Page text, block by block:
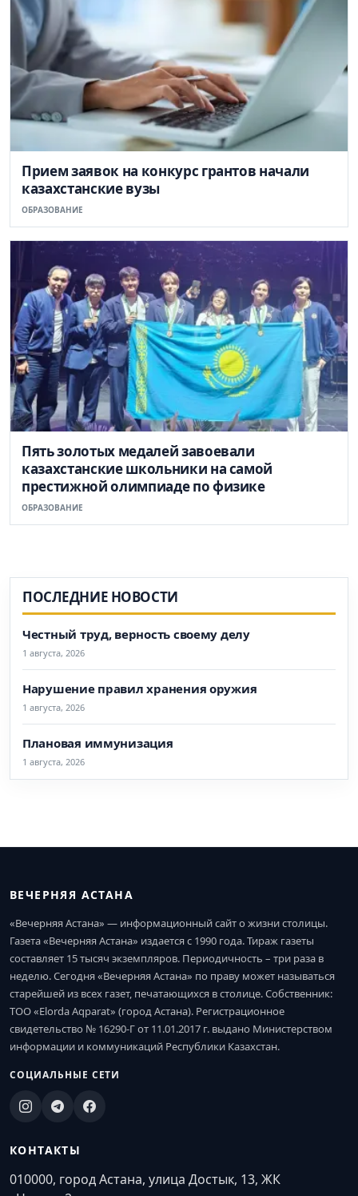
Прием заявок на конкурс грантов начали
казахстанские вузы
ОБРАЗОВАНИЕ
Пять золотых медалей завоевали
казахстанские школьники на самой
престижной олимпиаде по физике
ОБРАЗОВАНИЕ
ПОСЛЕДНИЕ НОВОСТИ
Честный труд, верность своему делу
1 августа, 2026
Нарушение правил хранения оружия
1 августа, 2026
Плановая иммунизация
1 августа, 2026
ВЕЧЕРНЯЯ АСТАНА
«Вечерняя Астана» — информационный сайт о жизни столицы.
Газета «Вечерняя Астана» издается с 1990 года. Тираж газеты
составляет 15 тысяч экземпляров. Периодичность – три раза в
неделю. Сегодня «Вечерняя Астана» по праву может называться
старейшей из всех газет, печатающихся в столице. Собственник:
ТОО «Elorda Aqparat» (город Астана). Регистрационное
свидетельство № 16290-Г от 11.01.2017 г. выдано Министерством
информации и коммуникаций Республики Казахстан.
СОЦИАЛЬНЫЕ СЕТИ
КОНТАКТЫ
010000, город Астана, улица Достык, 13, ЖК